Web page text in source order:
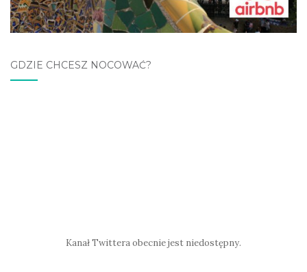
GDZIE CHCESZ NOCOWAĆ?
Kanał Twittera obecnie jest niedostępny.